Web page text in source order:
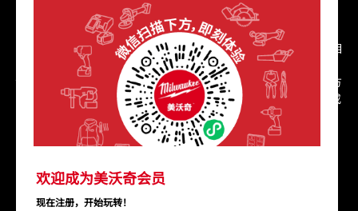
欢迎成为美沃奇会员
现在注册，开始玩转！
版权声明
© 2020-2025 美沃奇工具版权所有，受中华人民共和国法律及相
关国际条约保护。
1. 本网站所有原创内容（包括但不限于文字、图片、视频、设计方
案）未经书面授权不得用于商业目的的复制、传播、转载、摘编或
使用；获得授权使用的须保留版权信息。
2. 经授权转载的内容须注明来源（www.milwaukeetool.cn
并保持原文完整性。
使用条款
隐私政策
沪公网安备31010602008633号